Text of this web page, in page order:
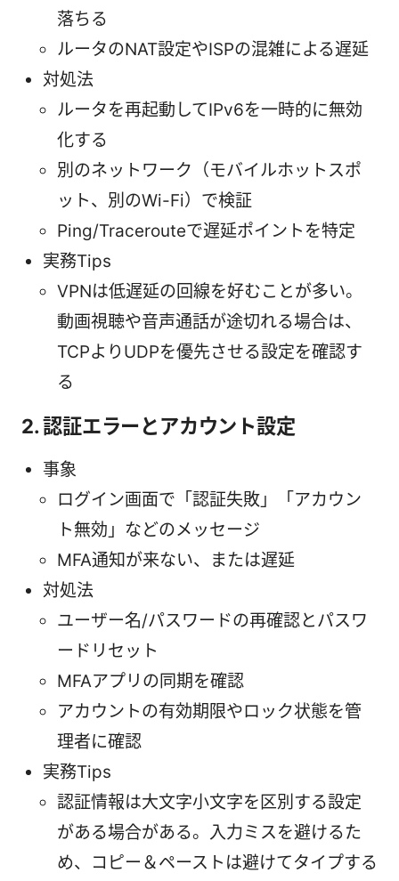
落ちる
ルータのNAT設定やISPの混雑による遅延
対処法
ルータを再起動してIPv6を一時的に無効
化する
別のネットワーク（モバイルホットスポ
ット、別のWi-Fi）で検証
Ping/Tracerouteで遅延ポイントを特定
実務Tips
VPNは低遅延の回線を好むことが多い。
動画視聴や音声通話が途切れる場合は、
TCPよりUDPを優先させる設定を確認す
る
2. 認証エラーとアカウント設定
事象
ログイン画面で「認証失敗」「アカウン
ト無効」などのメッセージ
MFA通知が来ない、または遅延
対処法
ユーザー名/パスワードの再確認とパスワ
ードリセット
MFAアプリの同期を確認
アカウントの有効期限やロック状態を管
理者に確認
実務Tips
認証情報は大文字小文字を区別する設定
がある場合がある。入力ミスを避けるた
め、コピー＆ペーストは避けてタイプする